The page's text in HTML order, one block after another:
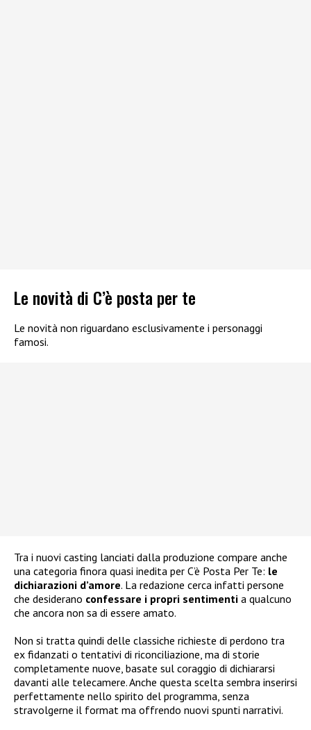
Le novità di C’è posta per te
Le novità non riguardano esclusivamente i personaggi
famosi.
Tra i nuovi casting lanciati dalla produzione compare anche
una categoria finora quasi inedita per C’è Posta Per Te: le
dichiarazioni d’amore. La redazione cerca infatti persone
che desiderano confessare i propri sentimenti a qualcuno
che ancora non sa di essere amato.
Non si tratta quindi delle classiche richieste di perdono tra
ex fidanzati o tentativi di riconciliazione, ma di storie
completamente nuove, basate sul coraggio di dichiararsi
davanti alle telecamere. Anche questa scelta sembra inserirsi
perfettamente nello spirito del programma, senza
stravolgerne il format ma offrendo nuovi spunti narrativi.